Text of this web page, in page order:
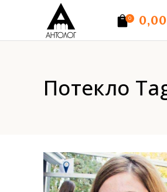
0 0,00
Потекло